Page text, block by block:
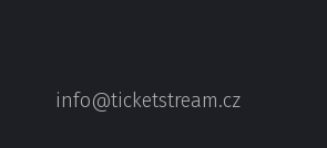
info@ticketstream.cz